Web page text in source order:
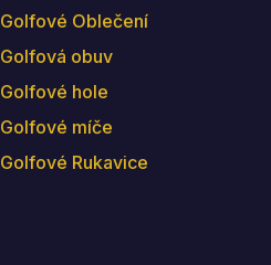
Golfové Oblečení
Golfová obuv
Golfové hole
Golfové míče
Golfové Rukavice